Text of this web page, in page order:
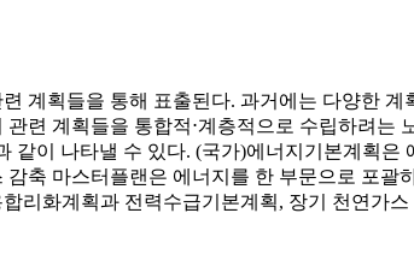
계획들을 통해 표출된다. 과거에는 다양한
련 계획들을 통합적⋅계층적으로 수립하려
같이 나타낼 수 있다. (국가)에너지기본계획은
축 마스터플랜은 에너지를 한 부문으로 포
리화계획과 전력수급기본계획, 장기 천연가